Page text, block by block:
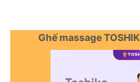
Ghế massage